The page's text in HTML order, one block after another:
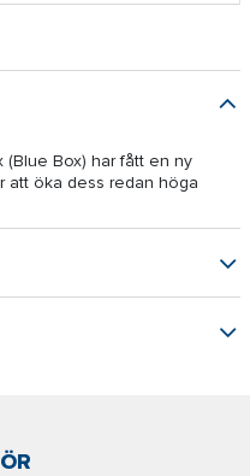
Box) har fått en ny
att öka dess redan höga